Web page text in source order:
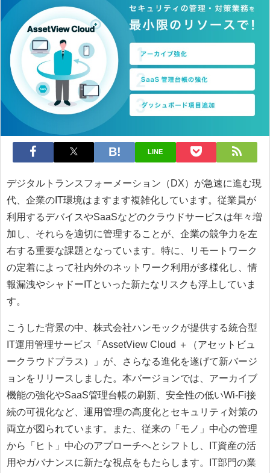
LINE
デジタルトランスフォーメーション（DX）が急速に進む現
代、企業のIT環境はますます複雑化しています。従業員が
利用するデバイスやSaaSなどのクラウドサービスは年々増
加し、それらを適切に管理することが、企業の競争力を左
右する重要な課題となっています。特に、リモートワーク
の定着によって社内外のネットワーク利用が多様化し、情
報漏洩やシャドーITといった新たなリスクも浮上していま
す。
こうした背景の中、株式会社ハンモックが提供する統合型
IT運用管理サービス「AssetView Cloud ＋（アセットビュ
ークラウドプラス）」が、さらなる進化を遂げて新バージ
ョンをリリースしました。本バージョンでは、アーカイブ
機能の強化やSaaS管理台帳の刷新、安全性の低いWi-Fi接
続の可視化など、運用管理の高度化とセキュリティ対策の
両立が図られています。また、従来の「モノ」中心の管理
から「ヒト」中心のアプローチへとシフトし、IT資産の活
用やガバナンスに新たな視点をもたらします。IT部門の業